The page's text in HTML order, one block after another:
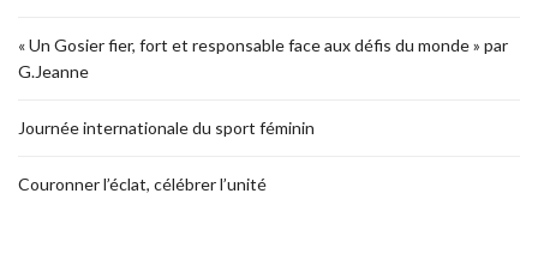
« Un Gosier fier, fort et responsable face aux défis du monde » par
G.Jeanne
Journée internationale du sport féminin
Couronner l’éclat, célébrer l’unité